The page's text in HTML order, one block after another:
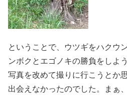
ということで、ウツギをハクウ
ンボクとエゴノキの勝負をしよ
写真を改めて撮りに行こうとか
出会えなかったのでした。まぁ